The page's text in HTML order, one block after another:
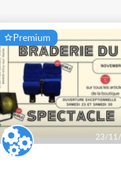
Premium
23/